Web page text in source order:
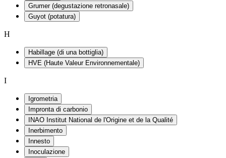
Grumer (degustazione retronasale)
Guyot (potatura)
H
Habillage (di una bottiglia)
HVE (Haute Valeur Environnementale)
I
Igrometria
Impronta di carbonio
INAO Institut National de l'Origine et de la Qualité
Inerbimento
Innesto
Inoculazione